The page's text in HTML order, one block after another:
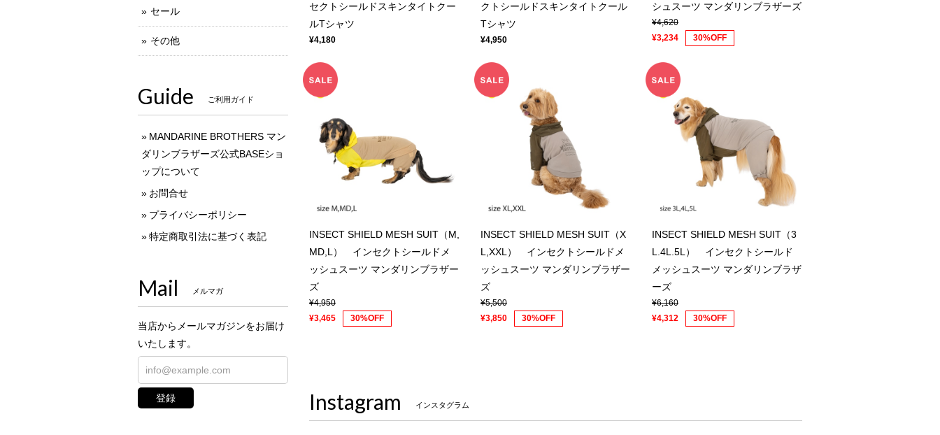
セクトシールドスキンタイトクー
ルTシャツ
¥4,180
クトシールドスキンタイトクール
Tシャツ
¥4,950
シュスーツ マンダリンブラザーズ
¥4,620
¥3,234
30%OFF
INSECT SHIELD MESH SUIT（M,
MD,L） インセクトシールドメ
ッシュスーツ マンダリンブラザー
ズ
¥4,950
¥3,465
30%OFF
INSECT SHIELD MESH SUIT（X
L,XXL） インセクトシールドメ
ッシュスーツ マンダリンブラザー
ズ
¥5,500
¥3,850
30%OFF
INSECT SHIELD MESH SUIT（3
L.4L.5L） インセクトシールド
メッシュスーツ マンダリンブラザ
ーズ
¥6,160
¥4,312
30%OFF
Instagram インスタグラム
セール
その他
Guide ご利用ガイド
MANDARINE BROTHERS マン
ダリンブラザーズ公式BASEショ
ップについて
お問合せ
プライバシーポリシー
特定商取引法に基づく表記
Mail メルマガ
当店からメールマガジンをお届け
いたします。
登録